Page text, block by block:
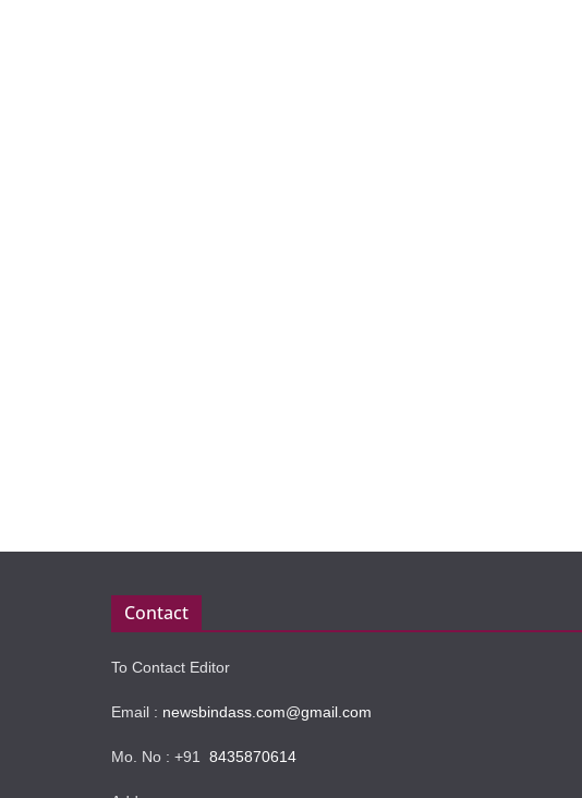
Contact
To Contact Editor
Email : newsbindass.com@gmail.com
Mo. No : +91 8435870614